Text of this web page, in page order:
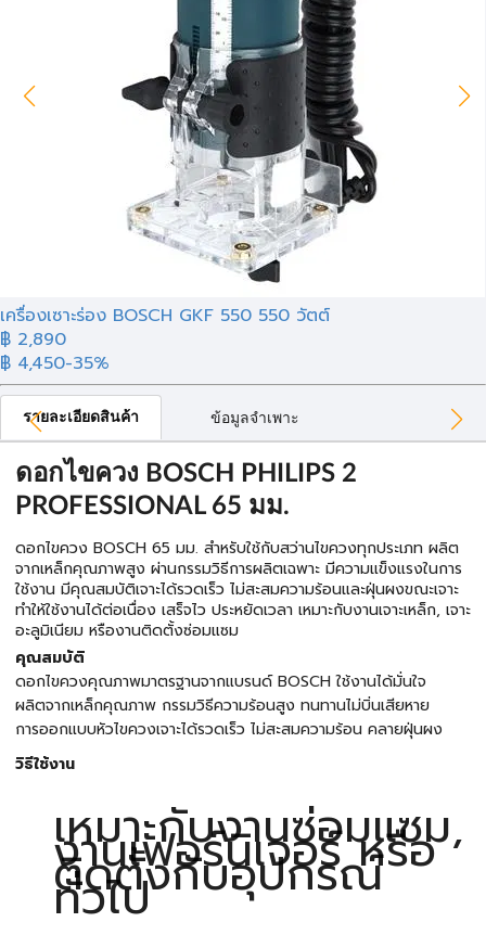
เครื่องเซาะร่อง BOSCH GKF 550 550 วัตต์
฿ 2,890
฿ 4,450-35%
รายละเอียดสินค้า ข้อมูลจำเพาะ
ดอกไขควง BOSCH PHILIPS 2
PROFESSIONAL 65 มม.
ดอกไขควง BOSCH 65 มม. สำหรับใช้กับสว่านไขควงทุกประเภท ผลิต
จากเหล็กคุณภาพสูง ผ่านกรรมวิธีการผลิตเฉพาะ มีความแข็งแรงในการ
ใช้งาน มีคุณสมบัติเจาะได้รวดเร็ว ไม่สะสมความร้อนและฝุ่นผงขณะเจาะ
ทำให้ใช้งานได้ต่อเนื่อง เสร็จไว ประหยัดเวลา เหมาะกับงานเจาะเหล็ก, เจาะ
อะลูมิเนียม หรืองานติดตั้งซ่อมแซม
คุณสมบัติ
ดอกไขควงคุณภาพมาตรฐานจากแบรนด์ BOSCH ใช้งานได้มั่นใจ
ผลิตจากเหล็กคุณภาพ กรรมวิธีความร้อนสูง ทนทานไม่บิ่นเสียหาย
การออกแบบหัวไขควงเจาะได้รวดเร็ว ไม่สะสมความร้อน คลายฝุ่นผง
วิธีใช้งาน
เหมาะกับงานซ่อมแซม,
งานเฟอร์นิเจอร์ หรือ
ติดตั้งกับอุปกรณ์
ทั่วไป